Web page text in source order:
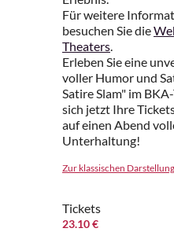
Für weitere
besuchen Sie die
Theaters.
Erleben Sie eine
voller Humor und
Satire Slam" im
sich jetzt Ihre
auf einen Abend
Unterhaltung!
Zur klassischen
Tickets
23.10 €